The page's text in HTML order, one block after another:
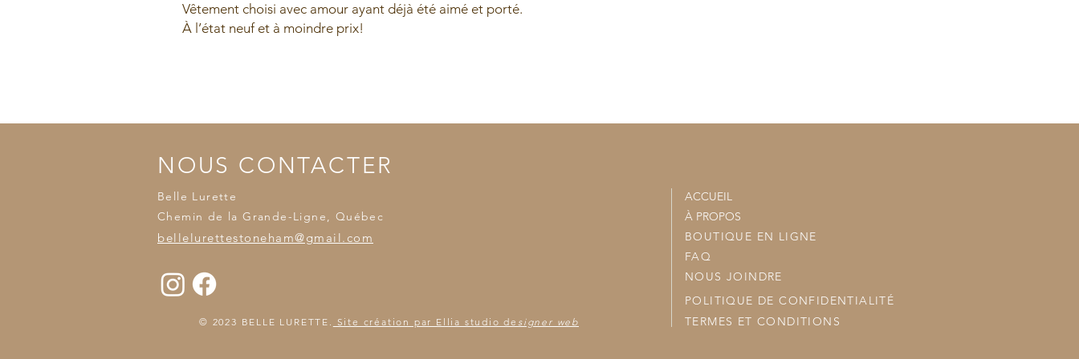
Vêtement choisi avec amour ayant déjà été aimé et porté.
À l’état neuf et à moindre prix!
NOUS CONTACTER
Belle Lurette
Chemin de la Grande-Ligne, Québec
bellelurettestoneham@gmail.com
ACCUEIL
À PROPOS
BOUTIQUE EN LIGNE
FAQ
NOUS JOINDRE
POLITIQUE DE CONFIDENTIALITÉ
© 2023 BELLE LURETTE. Site création par Ellia studio de signer web TERMES ET CONDITIONS